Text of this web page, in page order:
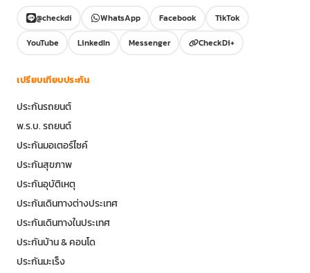
@checkdi WhatsApp Facebook
TikTok
YouTube
LinkedIn Messenger CheckDi+
เปรียบเทียบประกัน
ประกันรถยนต์
พ.ร.บ. รถยนต์
ประกันมอเตอร์ไซค์
ประกันสุขภาพ
ประกันอุบัติเหตุ
ประกันเดินทางต่างประเทศ
ประกันเดินทางในประเทศ
ประกันบ้าน & คอนโด
ประกันมะเร็ง